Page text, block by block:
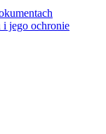
i jego ochronie